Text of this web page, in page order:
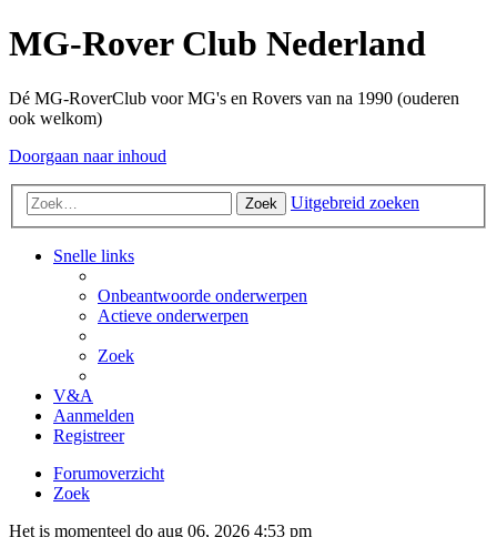
MG-Rover Club Nederland
Dé MG-RoverClub voor MG's en Rovers van na 1990 (ouderen
ook welkom)
Doorgaan naar inhoud
Zoek Uitgebreid zoeken
Snelle links
Onbeantwoorde onderwerpen
Actieve onderwerpen
Zoek
V&A
Aanmelden
Registreer
Forumoverzicht
Zoek
Het is momenteel do aug 06, 2026 4:53 pm